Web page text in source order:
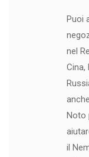
Puoi
nel
Cina,
Noto
il